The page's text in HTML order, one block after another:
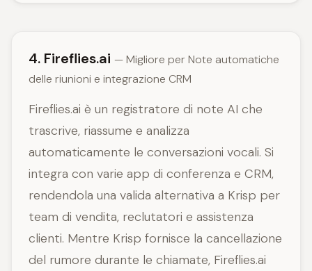
4. Fireflies.ai — Migliore per Note automatiche
delle riunioni e integrazione CRM
Fireflies.ai è un registratore di note AI che
trascrive, riassume e analizza
automaticamente le conversazioni vocali. Si
integra con varie app di conferenza e CRM,
rendendola una valida alternativa a Krisp per
team di vendita, reclutatori e assistenza
clienti. Mentre Krisp fornisce la cancellazione
del rumore durante le chiamate, Fireflies.ai